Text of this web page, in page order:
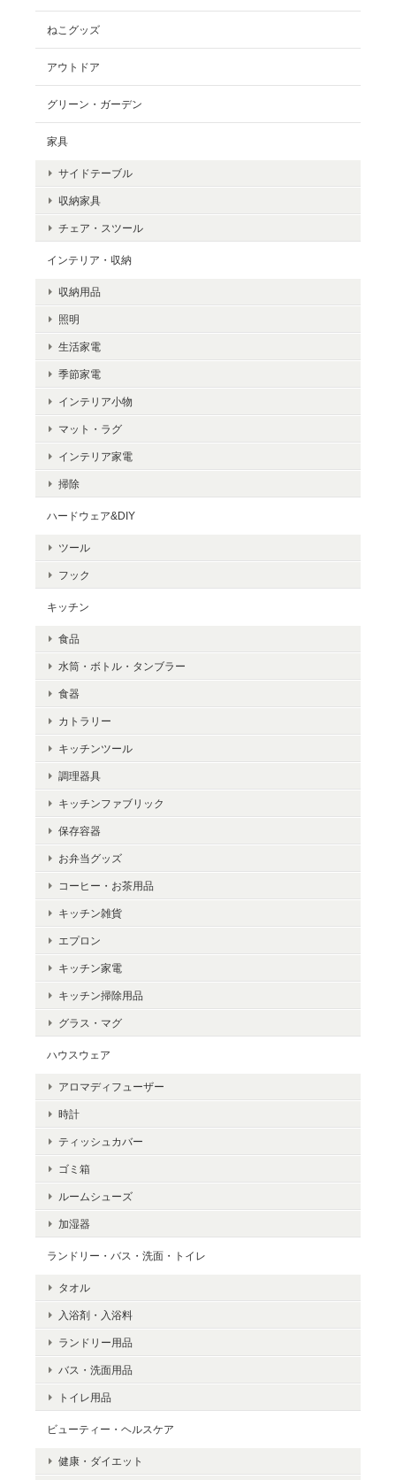
ねこグッズ
アウトドア
グリーン・ガーデン
家具
サイドテーブル
収納家具
チェア・スツール
インテリア・収納
収納用品
照明
生活家電
季節家電
インテリア小物
マット・ラグ
インテリア家電
掃除
ハードウェア&DIY
ツール
フック
キッチン
食品
水筒・ボトル・タンブラー
食器
カトラリー
キッチンツール
調理器具
キッチンファブリック
保存容器
お弁当グッズ
コーヒー・お茶用品
キッチン雑貨
エプロン
キッチン家電
キッチン掃除用品
グラス・マグ
ハウスウェア
アロマディフューザー
時計
ティッシュカバー
ゴミ箱
ルームシューズ
加湿器
ランドリー・バス・洗面・トイレ
タオル
入浴剤・入浴料
ランドリー用品
バス・洗面用品
トイレ用品
ビューティー・ヘルスケア
健康・ダイエット